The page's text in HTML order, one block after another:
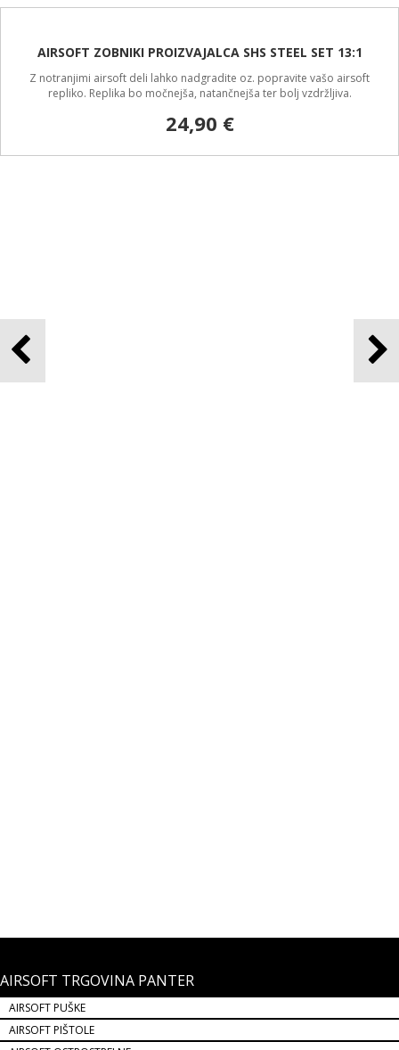
AIRSOFT TRGOVINA PANTER
AIRSOFT PUŠKE
AIRSOFT PIŠTOLE